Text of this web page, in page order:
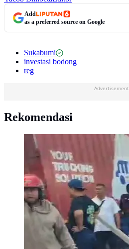
Add
as a preferred source on Google
Sukabumi
investasi bodong
reg
Advertisement
Rekomendasi